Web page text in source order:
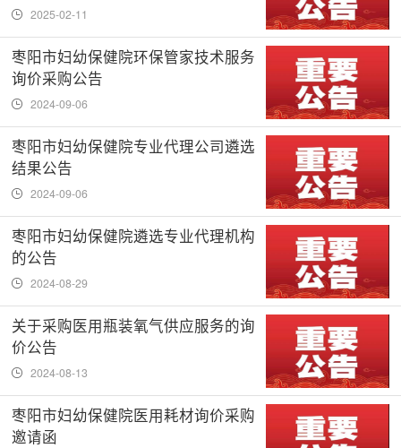
2025-02-11
枣阳市妇幼保健院环保管家技术服务
询价采购公告
2024-09-06
枣阳市妇幼保健院专业代理公司遴选
结果公告
2024-09-06
枣阳市妇幼保健院遴选专业代理机构
的公告
2024-08-29
关于采购医用瓶装氧气供应服务的询
价公告
2024-08-13
枣阳市妇幼保健院医用耗材询价采购
邀请函